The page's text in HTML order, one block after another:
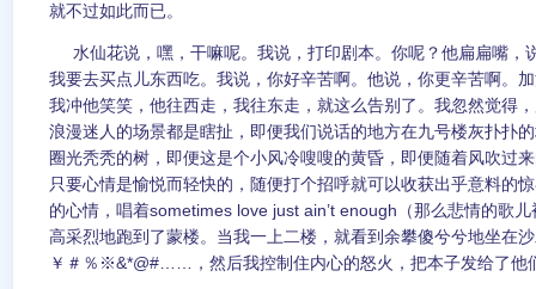
就不过如此而已。
水仙花说，嘿，干嘛呢。我说，打印剧本。你呢？他扁扁嘴，
我要去买点儿东西吃。我说，你好辛苦啊。他说，你更辛苦啊。
我冲他笑笑，他往西走，我往东走，就这么告别了。我忽然觉得
浪漫迷人的场景都是瞎扯，即便我们说话的地方在九号楼灰扑扑
圈光秃秃的树，即便这是个小风冷嗖嗖的黄昏，即便随着风吹过
只要心情是愉悦而轻快的，随便打个招呼就可以收获出乎意料的
的心情，唱着sometimes love just ain’t enough（那么悲情的歌
高采烈地跑到了蒙楼。当我一上二楼，就看到余攀傻兮兮地坐在
￥＃％※&*@#……，然后我控制住内心的怒火，把本子发给了他